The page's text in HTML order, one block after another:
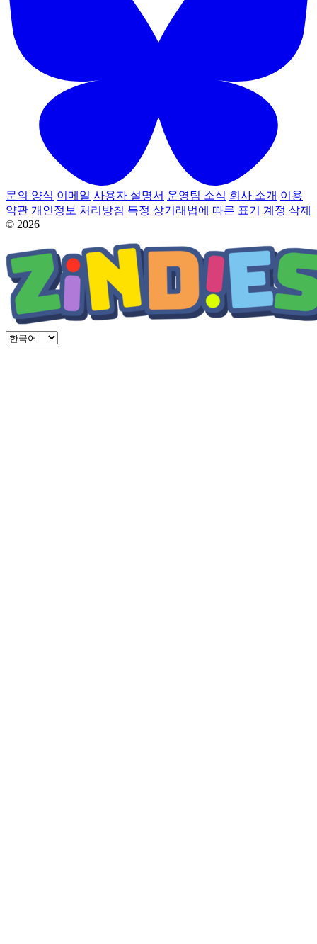
문의 양식 이메일 사용자 설명서 운영팀 소식 회사 소개 이용
약관 개인정보 처리방침 특정 상거래법에 따른 표기
계정 삭제
© 2026